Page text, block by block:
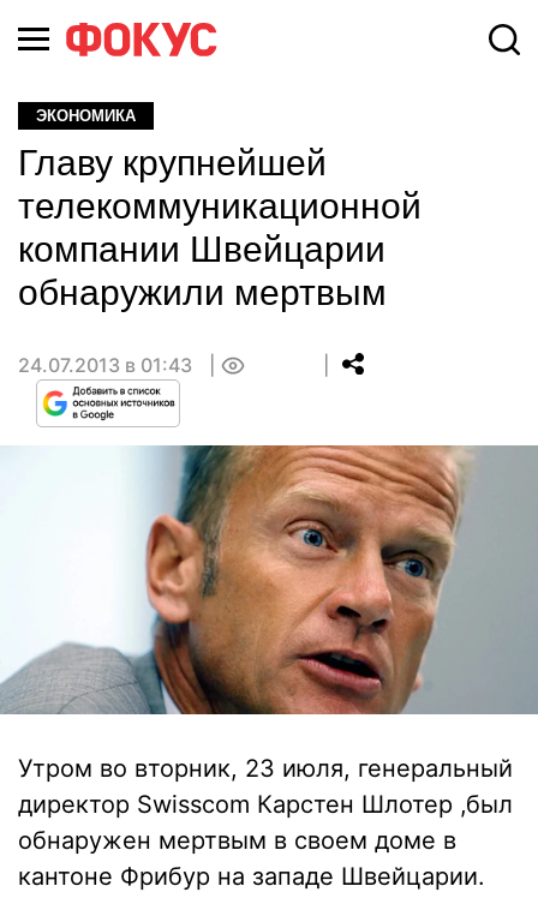
ЭКОНОМИКА
Главу крупнейшей
телекоммуникационной
компании Швейцарии
обнаружили мертвым
24.07.2013 в 01:43
Утром во вторник, 23 июля, генеральный
директор Swisscom Карстен Шлотер ,был
обнаружен мертвым в своем доме в
кантоне Фрибур на западе Швейцарии.